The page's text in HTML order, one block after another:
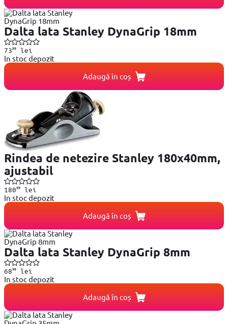
Dalta lata Stanley DynaGrip 18mm
7399lei
In stoc depozit
Adaugă în coș
Rindea de netezire Stanley 180x40mm,
ajustabil
18099lei
In stoc depozit
Adaugă în coș
Dalta lata Stanley DynaGrip 8mm
6899lei
In stoc depozit
Adaugă în coș